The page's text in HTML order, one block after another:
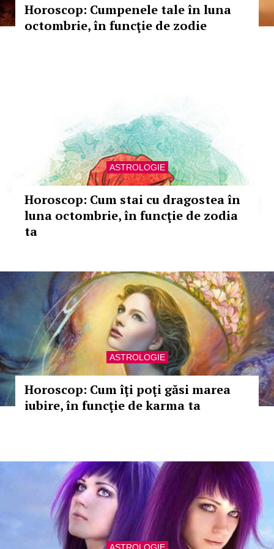
Horoscop: Cumpenele tale în luna
octombrie, în funcţie de zodie
ASTROLOGIE
Horoscop: Cum stai cu dragostea în
luna octombrie, în funcţie de zodia
ta
ASTROLOGIE
Horoscop: Cum îţi poţi găsi marea
iubire, în funcţie de karma ta